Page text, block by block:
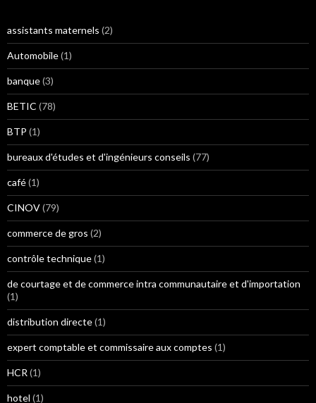
assistants maternels (2)
Automobile(1)
banque(3)
BETIC (78)
BTP (1)
bureaux d'études et d'ingénieurs conseils (77)
café(1)
CINOV(79)
commerce de gros (2)
contrôle technique(1)
de courtage et de commerce intra communautaire et d'importation
(1)
distribution directe(1)
expert comptable et commissaire aux comptes (1)
HCR (1)
hotel (1)